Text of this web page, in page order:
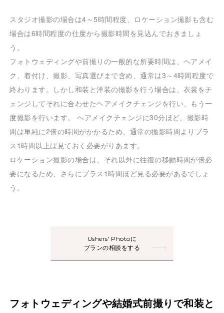
スタジオ撮影の場合は4～5時間程度、ロケーション撮影も含む
場合は6時間程度の仕度から撮影時間を見込んでおきましょ
う。
フォトウェディングや前撮りの一般的な所要時間は、ヘアメイ
ク、着付け、撮影、写真選びまで含め、通常は3～4時間程度で
終わります。しかし和装と洋装の撮影を行う場合は、衣裳をチ
ェンジしてそれに合わせたヘアメイクチェンジを行い、もう一
度撮影を行います。 ヘアメイクチェンジに30分ほど、撮影時
間は単純に2倍の時間がかかるため、通常の撮影時間よりプラ
ス1時間以上は見ておく必要がりあます。
ロケーション撮影の場合は、それ以外に往復の移動時間が倍必
要になるため、さらにプラス1時間ほど見る必要があるでしょ
う。
Ushers' Photoに
プランの相談をする
フォトウェディングや結婚式前撮りで和装と